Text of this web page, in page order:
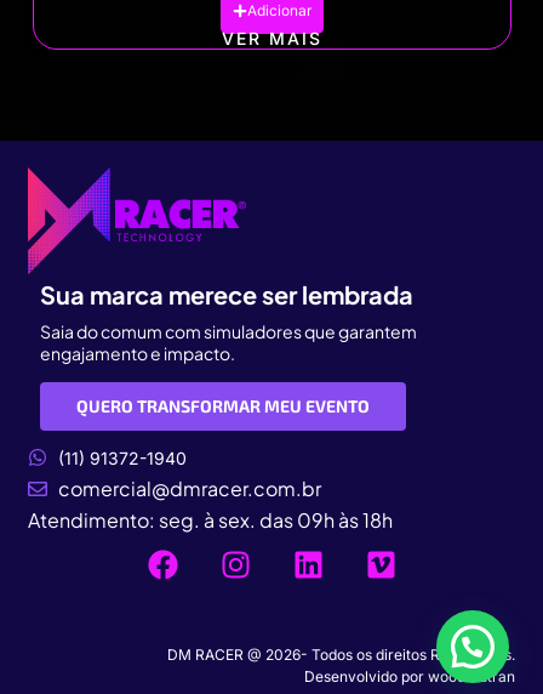
Adicionar
VER MAIS
Sua marca merece ser lembrada
Saia do comum com simuladores que garantem
engajamento e impacto.
QUERO TRANSFORMAR MEU EVENTO
(11) 91372-1940
comercial@dmracer.com.br
Atendimento: seg. à sex. das 09h às 18h
DM RACER @ 2026- Todos os direitos Reservados.
Desenvolvido por woodmutran